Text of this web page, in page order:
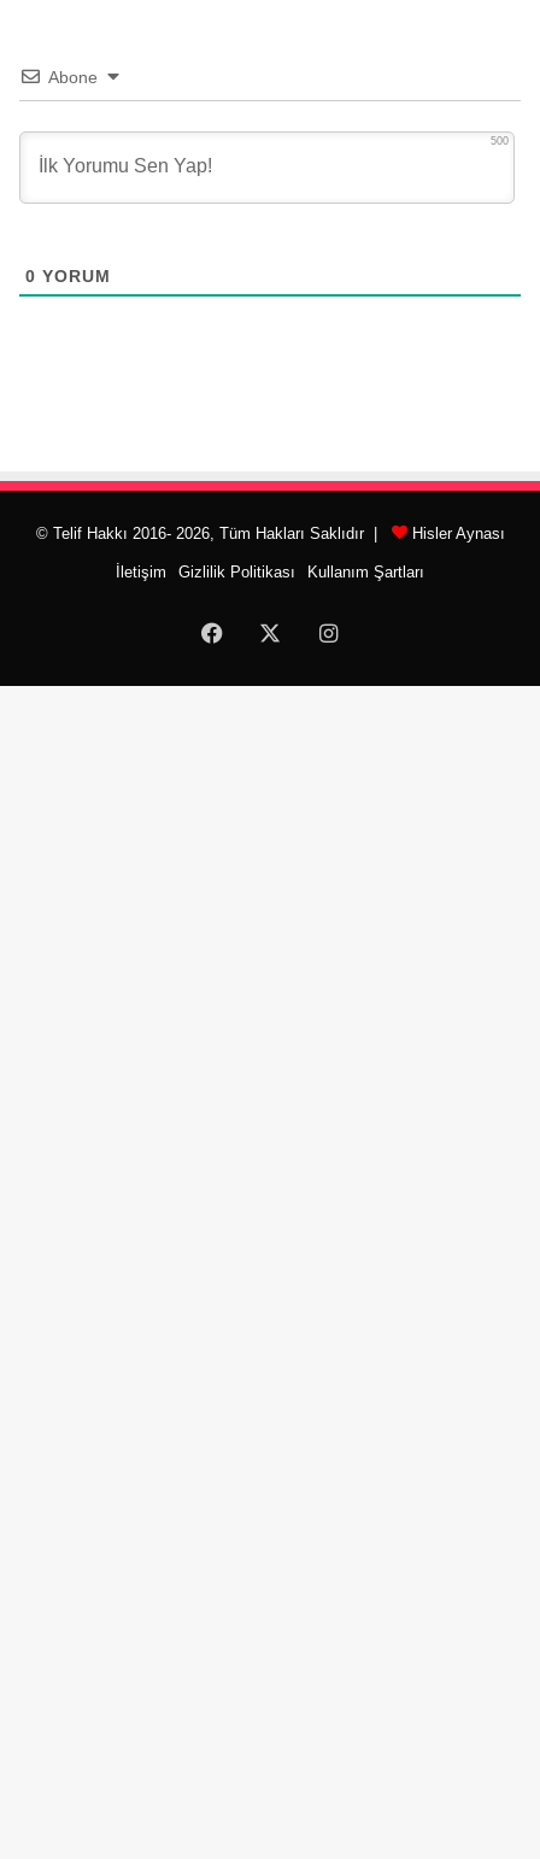
Abone
500
0 YORUM
© Telif Hakkı 2016- 2026, Tüm Hakları Saklıdır | Hisler Aynası
İletişim Gizlilik Politikası Kullanım Şartları
Facebook Instagram